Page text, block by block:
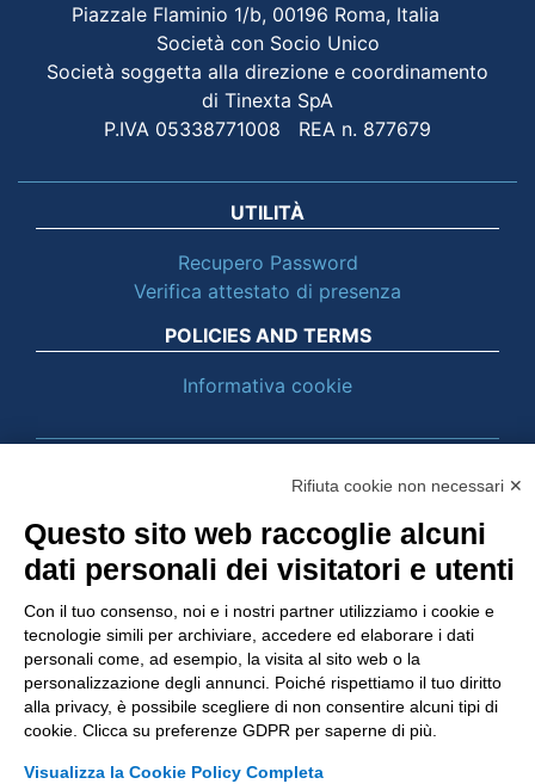
Piazzale Flaminio 1/b, 00196 Roma, Italia
Società con Socio Unico
Società soggetta alla direzione e coordinamento
di Tinexta SpA
P.IVA 05338771008 REA n. 877679
UTILITÀ
Recupero Password
Verifica attestato di presenza
POLICIES AND TERMS
Informativa cookie
Rifiuta cookie non necessari ✕
Questo sito web raccoglie alcuni
dati personali dei visitatori e utenti
Con il tuo consenso, noi e i nostri partner utilizziamo i cookie e
tecnologie simili per archiviare, accedere ed elaborare i dati
personali come, ad esempio, la visita al sito web o la
personalizzazione degli annunci. Poiché rispettiamo il tuo diritto
alla privacy, è possibile scegliere di non consentire alcuni tipi di
cookie. Clicca su preferenze GDPR per saperne di più.
Visualizza la Cookie Policy Completa